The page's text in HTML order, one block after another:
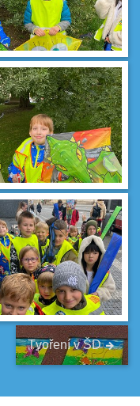
Tvoření v ŠD